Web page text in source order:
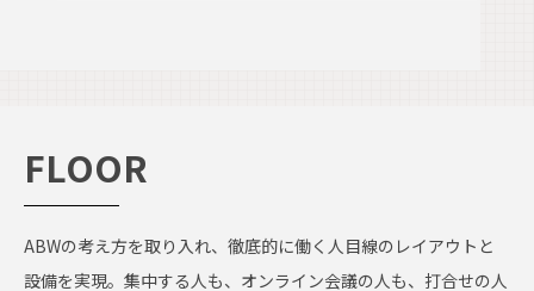
FLOOR
ABWの考え方を取り入れ、徹底的に働く人目線のレイアウトと
設備を実現。集中する人も、オンライン会議の人も、打合せの人